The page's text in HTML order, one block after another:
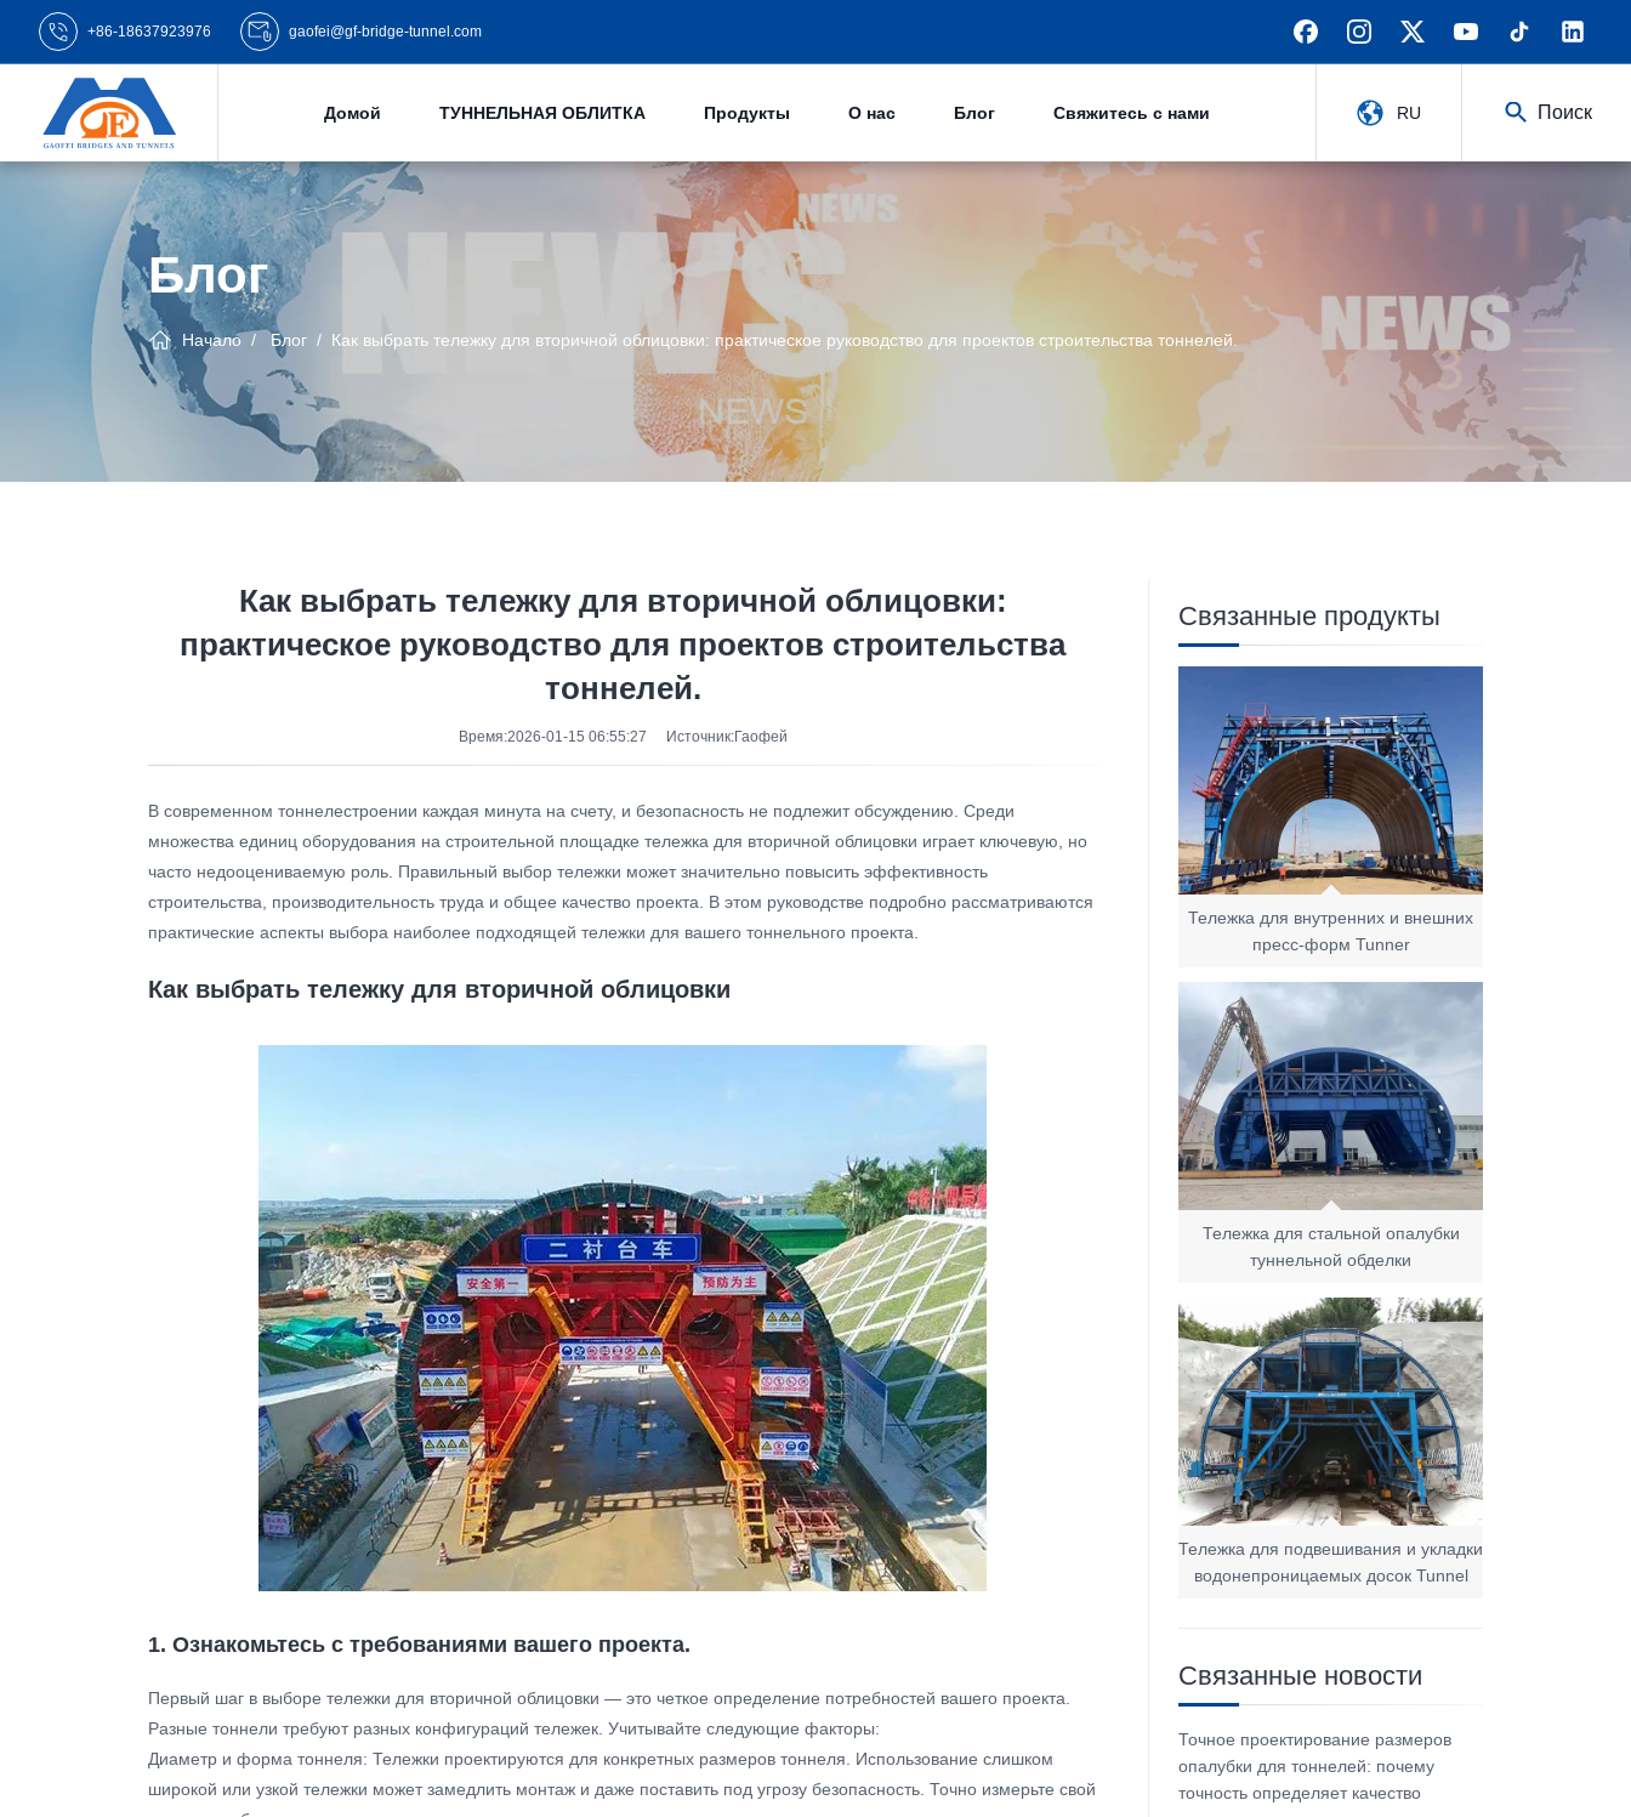
+86-18637923976 gaofei@gf-bridge-tunnel.com
Домой ТУННЕЛЬНАЯ ОБЛИТКА Продукты О нас Блог Свяжитесь с нами RU Поиск
Блог
Начало Блог Как выбрать тележку для вторичной облицовки: практическое руководство для проектов строительства тоннелей.
Как выбрать тележку для вторичной облицовки:
практическое руководство для проектов строительства
тоннелей.
Время:2026-01-15 06:55:27 Источник:Гаофей
В современном тоннелестроении каждая минута на счету, и безопасность не подлежит обсуждению. Среди
множества единиц оборудования на строительной площадке тележка для вторичной облицовки играет ключевую, но
часто недооцениваемую роль. Правильный выбор тележки может значительно повысить эффективность
строительства, производительность труда и общее качество проекта. В этом руководстве подробно рассматриваются
практические аспекты выбора наиболее подходящей тележки для вашего тоннельного проекта.
Как выбрать тележку для вторичной облицовки
1. Ознакомьтесь с требованиями вашего проекта.
Первый шаг в выборе тележки для вторичной облицовки — это четкое определение потребностей вашего проекта.
Разные тоннели требуют разных конфигураций тележек. Учитывайте следующие факторы:
Диаметр и форма тоннеля: Тележки проектируются для конкретных размеров тоннеля. Использование слишком
широкой или узкой тележки может замедлить монтаж и даже поставить под угрозу безопасность. Точно измерьте свой
Связанные продукты
Тележка для внутренних и внешних
пресс-форм Tunner
Тележка для стальной опалубки
туннельной обделки
Тележка для подвешивания и укладки
водонепроницаемых досок Tunnel
Связанные новости
Точное проектирование размеров
опалубки для тоннелей: почему
точность определяет качество